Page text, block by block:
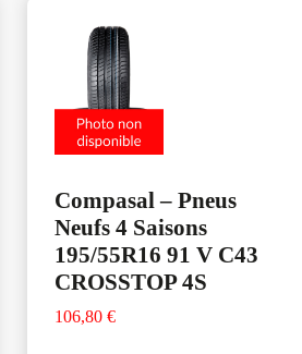
Compasal – Pneus
Neufs 4 Saisons
195/55R16 91 V C43
CROSSTOP 4S
106,80 €